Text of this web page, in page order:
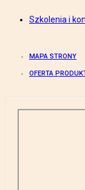
Szkolenia i
MAPA STRONY
OFERTA